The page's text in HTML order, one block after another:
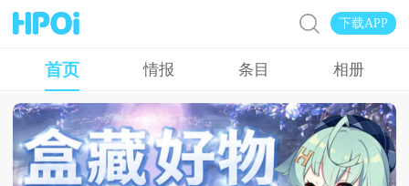
下载APP
首页 情报 条目 相册